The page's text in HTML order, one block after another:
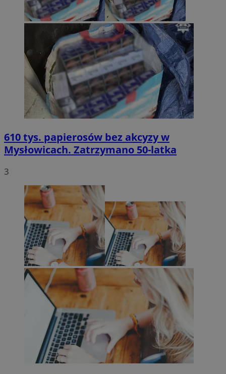
610 tys. papierosów bez akcyzy w
Mysłowicach. Zatrzymano 50-latka
3